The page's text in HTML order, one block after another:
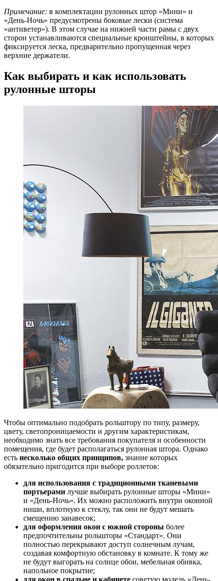
Примечание: в комплектации рулонных штор «Мини» и
«День-Ночь» предусмотрены боковые лески (система
«антиветер»). В этом случае на нижней части рамы с двух
сторон устанавливаются специальные кронштейны, в которых
фиксируется леска, предварительно пропущенная через
верхние держатели.
Как выбирать и как использовать
рулонные шторы
Чтобы оптимально подобрать рольштору по типу, размеру,
цвету, светопроницаемости и другим характеристикам,
необходимо знать все требования покупателя и особенности
помещения, где будет располагаться рулонная штора. Однако
есть несколько общих принципов, знание которых
обязательно пригодится при выборе роллетов:
для использования с традиционными тканевыми
портьерами лучше выбирать рулонные шторы «Мини»
и «День-Ночь». Их можно расположить внутри оконной
ниши, вплотную к стеклу, так они не будут мешать
смещению занавесок;
для оформления окон с южной стороны более
предпочтительны рольшторы «Стандарт». Они
полностью перекрывают доступ солнечным лучам,
создавая комфортную обстановку в комнате. К тому же
не будут выгорать на солнце обои, мебельная обивка,
напольное покрытие;
для окон в спальне и кабинете советую модель «День-